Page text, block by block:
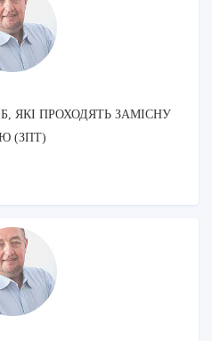
ЯКІ ПРОХОДЯТЬ ЗАМІСНУ
(ЗПТ)